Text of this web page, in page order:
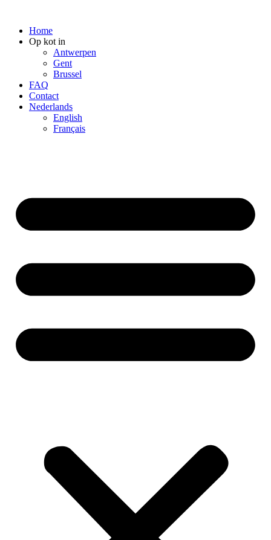
inhoud
Home
Op kot in
Antwerpen
Gent
Brussel
FAQ
Contact
Nederlands
English
Français